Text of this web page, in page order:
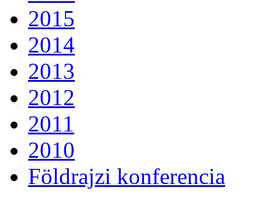
2015
2014
2013
2012
2011
2010
Földrajzi konferencia